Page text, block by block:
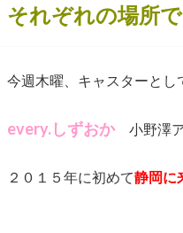
それぞれの場所
今週木曜、キャスターとし
every.しずおか小野澤ア
２０１５年に初めて静岡に